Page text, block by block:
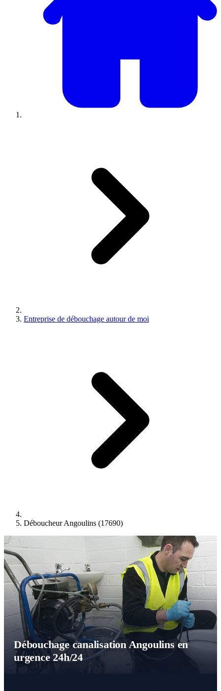
Entreprise de débouchage autour de moi
Déboucheur Angoulins (17690)
Débouchage canalisation Angoulins en
urgence 24h/24